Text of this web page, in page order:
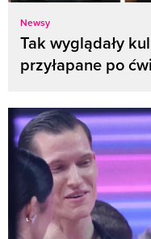
Newsy
Tak wyglądały
przyłapane po